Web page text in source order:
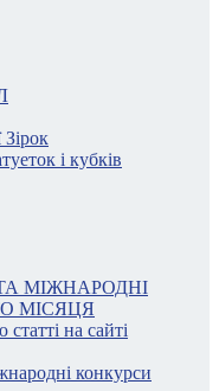
і кубків
МІЖНАРОДНІ
МІСЯЦЯ
на сайті
конкурси